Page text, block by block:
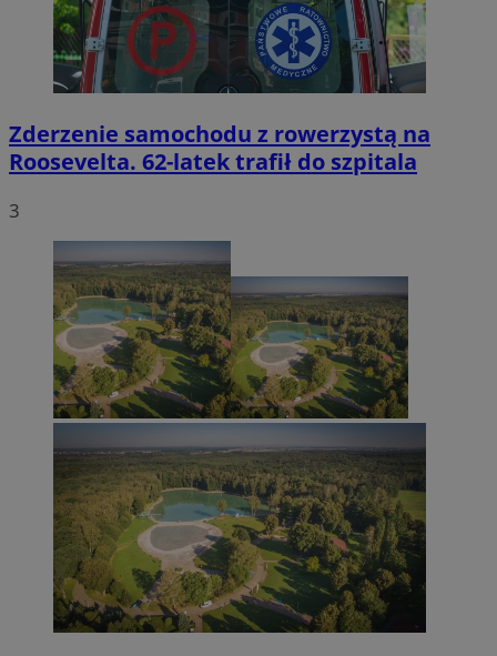
Zderzenie samochodu z rowerzystą na
Roosevelta. 62-latek trafił do szpitala
3